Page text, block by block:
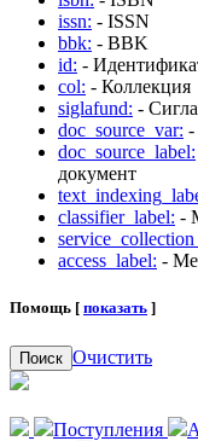
issn: - ISSN
bbk: - BBK
id: -
col: - Коллекция
siglafund: -
doc_source_var: -
doc_source_label:
документ
classifier_label: -
access_label: -
Помощь [ показать ]
Поиск Очистить
Поступления